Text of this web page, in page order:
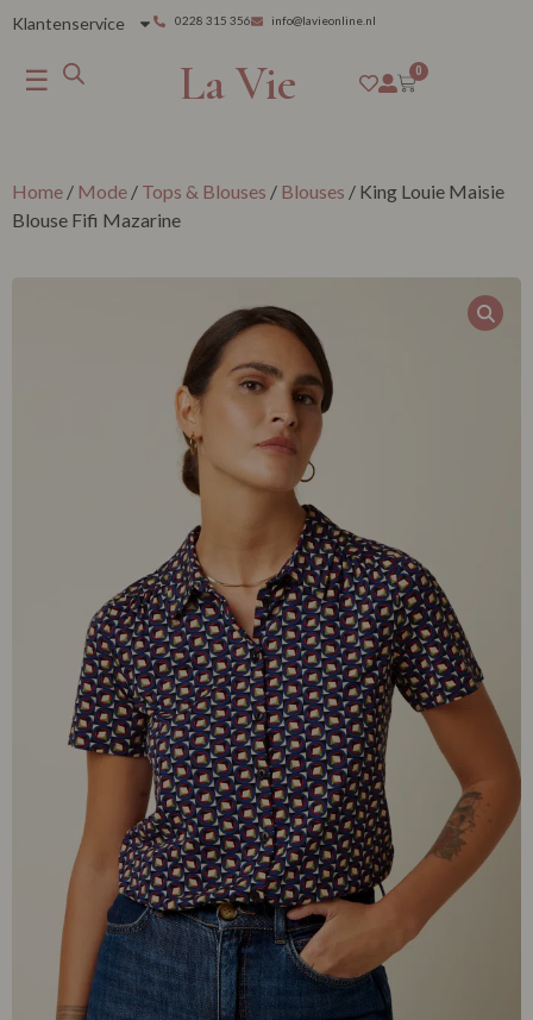
Klantenservice 0228 315 356 info@lavieonline.nl
☰ La Vie 0
Home / Mode / Tops & Blouses / Blouses / King Louie Maisie
Blouse Fifi Mazarine